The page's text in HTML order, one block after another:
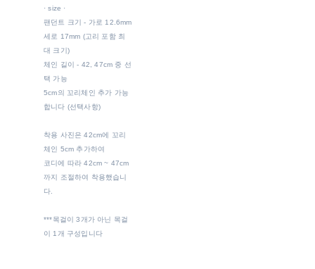
· size ·
팬던트 크기 - 가로 12.6mm
세로 17mm (고리 포함 최
대 크기)
체인 길이 - 42, 47cm 중 선
택 가능
5cm의 꼬리체인 추가 가능
합니다 (선택사항)
착용 사진은 42cm에 꼬리
체인 5cm 추가하여
코디에 따라 42cm ~ 47cm
까지 조절하여 착용했습니
다.
***목걸이 3개가 아닌 목걸
이 1개 구성입니다